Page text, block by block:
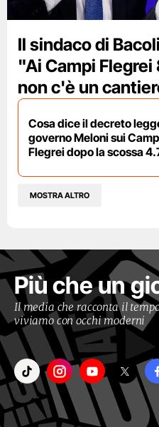
Il sindaco di
"Ai Campi
non c'è un
Cosa dice il decreto
governo Meloni sui
Flegrei dopo la scossa
MOSTRA ALTRO
Più che un
Il media che racconta il
viviamo con occhi moderni